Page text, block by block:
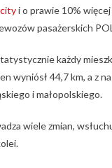
i o prawie 10%
pasażerskich
każdy
wyniósł 44,7 km, a z
i małopolskiego.
wiele zmian,